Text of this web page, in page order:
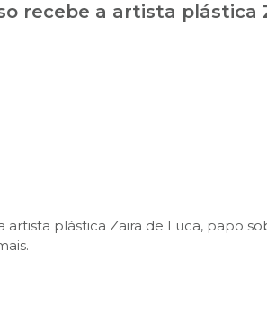
recebe a artista plástica
artista plástica Zaira de Luca, papo